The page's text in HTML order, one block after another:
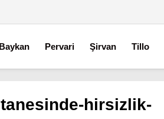
Baykan Pervari Şirvan Tillo
hirsizlik-